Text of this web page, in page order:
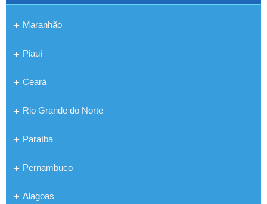
Maranhão
Piauí
Ceará
Rio Grande do Norte
Paraíba
Pernambuco
Alagoas